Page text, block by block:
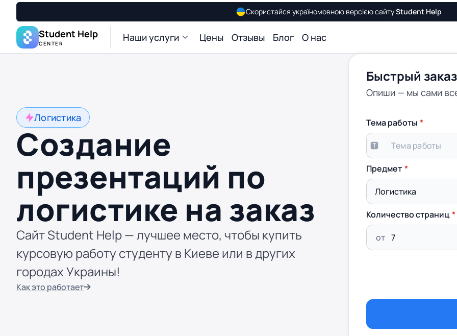
Скористайся україномовною версією сайтуStudent Help
Student Help
CENTER Наши услуги Цены Отзывы Блог О нас
Логистика
Создание
презентаций по
логистике на заказ
Сайт Student Help — лучшее место, чтобы купить
курсовую работу студенту в Киеве или в других
городах Украины!
Как это работает
Быстрый заказ
Опиши — мы сами
Тема работы
Предмет
Количество страниц
от